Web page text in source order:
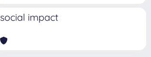
social impact